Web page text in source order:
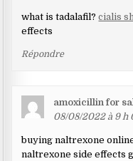
what is tadalafil?cialis
effects
Répondre
amoxicillin for
08/08/2022 à 9 h
buying naltrexone
naltrexone side effects